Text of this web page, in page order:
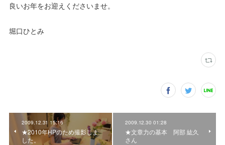
良いお年をお迎えくださいませ。
堀口ひとみ
2009.12.31 15:16
★2010年HPのため撮影しま
した。
2009.12.30 01:28
★文章力の基本 阿部 紘久
さん